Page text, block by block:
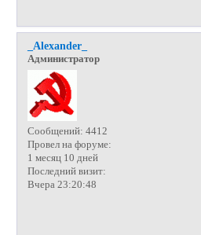
_Alexander_
Администратор
Сообщений: 4412
Провел на форуме:
1 месяц 10 дней
Последний визит:
Вчера 23:20:48